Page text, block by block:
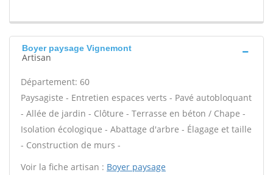
Boyer paysage Vignemont
Artisan
Département: 60
Paysagiste - Entretien espaces verts - Pavé autobloquant
- Allée de jardin - Clôture - Terrasse en béton / Chape -
Isolation écologique - Abattage d'arbre - Élagage et taille
- Construction de murs -
Voir la fiche artisan : Boyer paysage